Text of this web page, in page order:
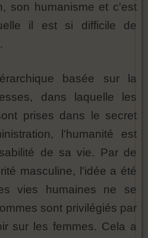
son humanisme et c'est
il est si difficile de
basée sur la
dans laquelle les
prises dans le secret
l'humanité est
de sa vie. Par de
masculine, l'idée a été
vies humaines ne se
sont privilégiés par
sur les femmes. Cela a